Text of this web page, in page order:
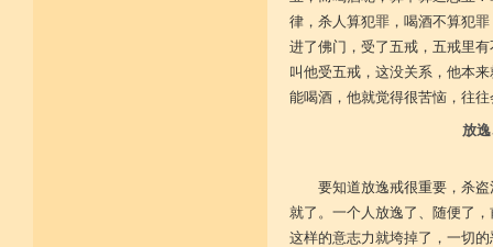
律，杀人算犯罪，喝酒不算犯
进了佛门，受了五戒，五戒里
叫他受五戒，这没关系，他本
能喝酒，他就觉得很苦恼，往
放
要知道放逸戒很重要，杀
就了。一个人放逸了、随便了
这样的意志力就垮掉了，一切